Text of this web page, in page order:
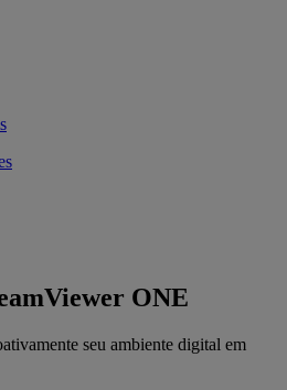
ONE
seu ambiente digital em